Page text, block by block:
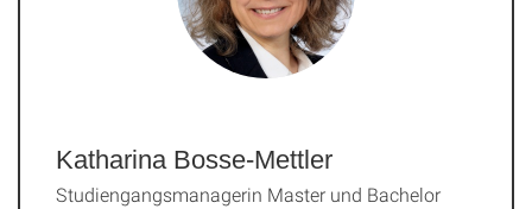
Katharina Bosse-Mettler
Studiengangsmanagerin Master und Bachelor